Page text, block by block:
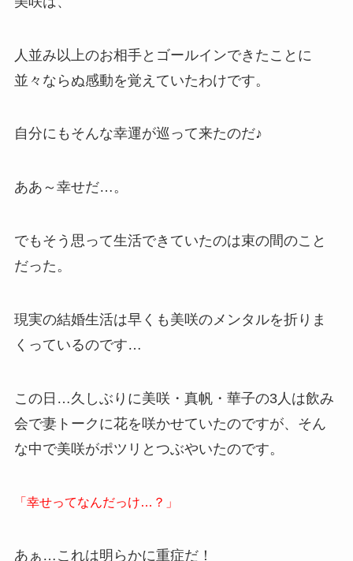
人並み以上のお相手とゴールインできたことに
並々ならぬ感動を覚えていたわけです。
自分にもそんな幸運が巡って来たのだ♪
ああ～幸せだ…。
でもそう思って生活できていたのは束の間のこと
だった。
現実の結婚生活は早くも美咲のメンタルを折りま
くっているのです…
この日…久しぶりに美咲・真帆・華子の3人は飲み
会で妻トークに花を咲かせていたのですが、そん
な中で美咲がポツリとつぶやいたのです。
「幸せってなんだっけ…？」
あぁ…これは明らかに重症だ！